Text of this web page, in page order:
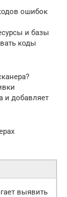
ошибок
и базы
коды
и добавляет
выявить